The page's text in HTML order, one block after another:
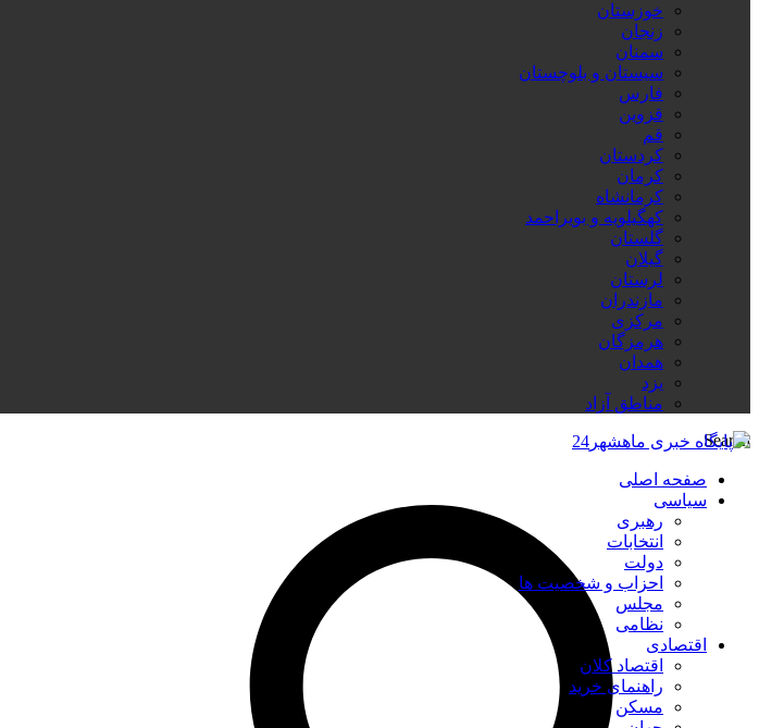
خوزستان
زنجان
سمنان
سیستان و بلوچستان
فارس
قزوین
قم
کردستان
کرمان
کرمانشاه
کهگیلویه و بویراحمد
گلستان
گیلان
لرستان
مازندران
مرکزی
هرمزگان
همدان
یزد
مناطق آزاد
Search
صفحه اصلی
سیاسی
رهبری
انتخابات
دولت
احزاب و شخصیت ها
مجلس
نظامی
اقتصادی
اقتصاد کلان
راهنمای خرید
مسکن